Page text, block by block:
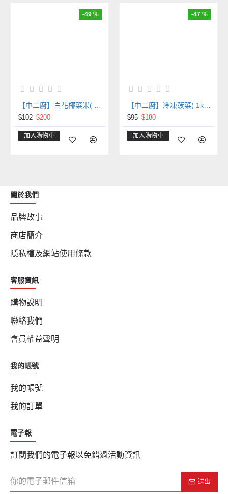
-49 %
$102 $200
加入購物車
-47 %
【中二廚】冷凍菠菜( 1kg /包)減醣飲食
$95 $180
加入購物車
關於我們
品牌故事
商店簡介
隱私權及網站使用條款
客服資訊
購物說明
聯絡我們
會員權益聲明
我的帳號
我的帳號
我的訂單
電子報
訂閱我們的電子報以免錯過活動資訊
送出